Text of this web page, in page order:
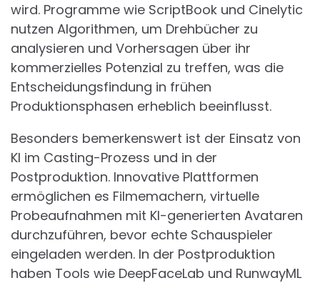
wird. Programme wie ScriptBook und Cinelytic
nutzen Algorithmen, um Drehbücher zu
analysieren und Vorhersagen über ihr
kommerzielles Potenzial zu treffen, was die
Entscheidungsfindung in frühen
Produktionsphasen erheblich beeinflusst.
Besonders bemerkenswert ist der Einsatz von
KI im Casting-Prozess und in der
Postproduktion. Innovative Plattformen
ermöglichen es Filmemachern, virtuelle
Probeaufnahmen mit KI-generierten Avataren
durchzuführen, bevor echte Schauspieler
eingeladen werden. In der Postproduktion
haben Tools wie DeepFaceLab und RunwayML